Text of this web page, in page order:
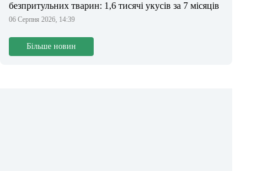
безпритульних тварин: 1,6 тисячі укусів за 7 місяців
06 Серпня 2026, 14:39
Більше новин